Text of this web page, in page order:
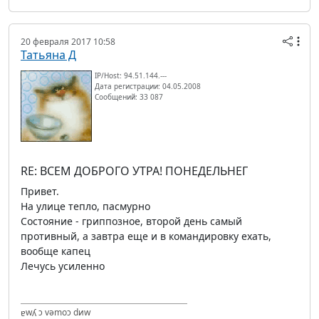
20 февраля 2017 10:58
Татьяна Д
IP/Host: 94.51.144.---
Дата регистрации: 04.05.2008
Сообщений: 33 087
RE: ВСЕМ ДОБРОГО УТРА! ПОНЕДЕЛЬНЕГ
Привет.
На улице тепло, пасмурно
Состояние - гриппозное, второй день самый
противный, а завтра еще и в командировку ехать,
вообще капец
Лечусь усиленно
ɐwʎ ɔ vǝmоɔ dиw